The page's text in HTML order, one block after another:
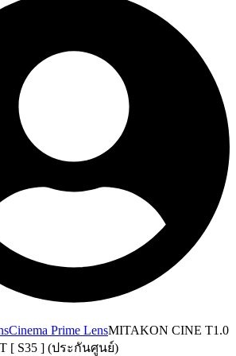
Cinema Prime LensMITAKON CINE T1.0
[ S35 ] (ประกันศูนย์)